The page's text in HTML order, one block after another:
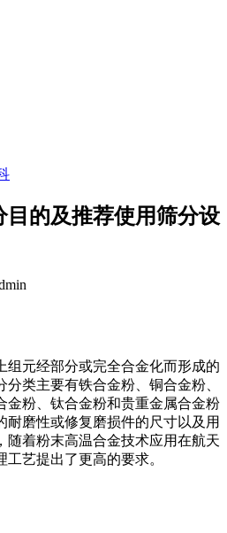
目的及推荐使用筛分设
组元经部分或完全合金化而形成的
类主要有铁合金粉、铜合金粉、
金粉、钛合金粉和贵重金属合金粉
耐磨性或修复磨损件的尺寸以及用
随着粉末高温合金技术应用在航天
艺提出了更高的要求。